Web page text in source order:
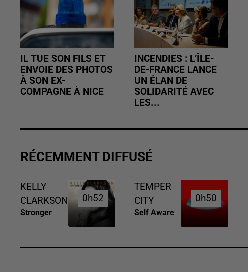
IL TUE SON FILS ET
ENVOIE DES PHOTOS
À SON EX-
COMPAGNE À NICE
INCENDIES : L’ÎLE-
DE-FRANCE LANCE
UN ÉLAN DE
SOLIDARITÉ AVEC
LES...
RÉCEMMENT DIFFUSÉ
KELLY
CLARKSON
Stronger
0h52
0h52
TEMPER
CITY
Self Aware
0h50
0h50